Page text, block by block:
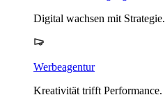
Digital wachsen mit Strategie.
Werbeagentur
Kreativität trifft Performance.